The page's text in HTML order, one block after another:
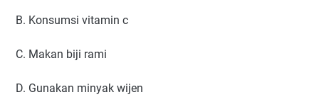
B. Konsumsi vitamin c
C. Makan biji rami
D. Gunakan minyak wijen